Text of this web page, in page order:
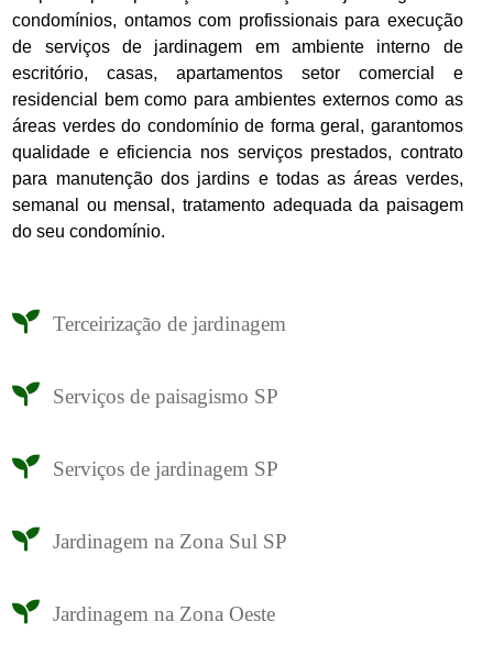
condomínios, ontamos com profissionais para execução
de serviços de jardinagem em ambiente interno de
escritório, casas, apartamentos setor comercial e
residencial bem como para ambientes externos como as
áreas verdes do condomínio de forma geral, garantomos
qualidade e eficiencia nos serviços prestados, contrato
para manutenção dos jardins e todas as áreas verdes,
semanal ou mensal, tratamento adequada da paisagem
do seu condomínio.
Terceirização de jardinagem
Serviços de paisagismo SP
Serviços de jardinagem SP
Jardinagem na Zona Sul SP
Jardinagem na Zona Oeste